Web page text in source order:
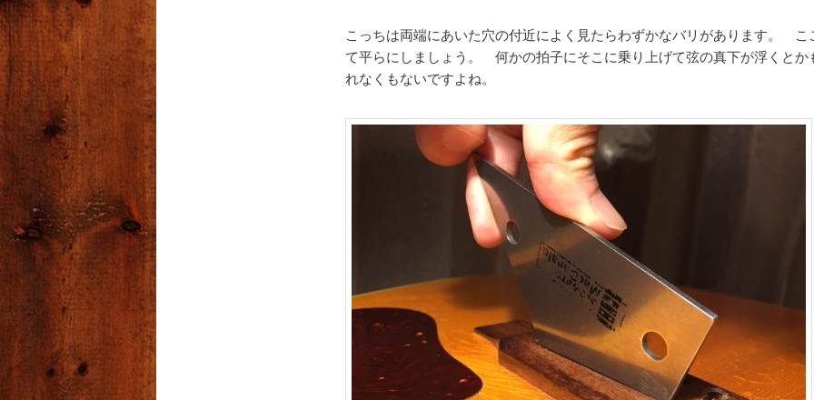
こっちは両端にあいた穴の付近によく見たらわずかなバリがあります。 こ
て平らにしましょう。 何かの拍子にそこに乗り上げて弦の真下が浮くとか
れなくもないですよね。